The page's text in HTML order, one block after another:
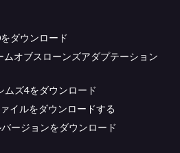
ダウンロード
オブスローンズアダプテーション
ムズ4をダウンロード
イルをダウンロードする
ージョンをダウンロード